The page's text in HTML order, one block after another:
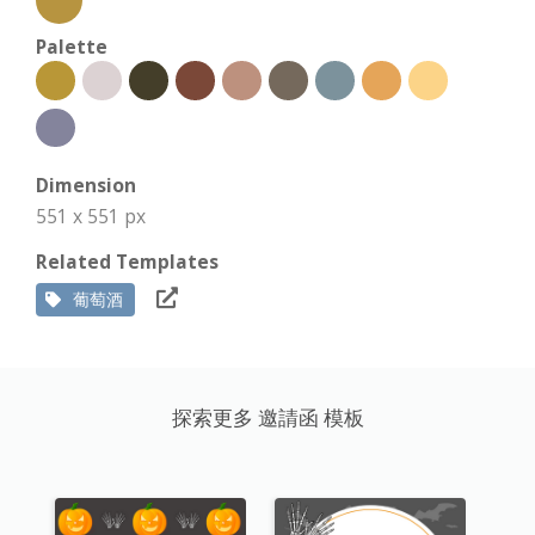
Palette
Dimension
551 x 551 px
Related Templates
葡萄酒
探索更多 邀請函 模板